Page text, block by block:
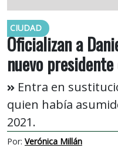
CIUDAD
Oficializan a
nuevo
Entra en
quien había
2021.
Por: Verónica Millán